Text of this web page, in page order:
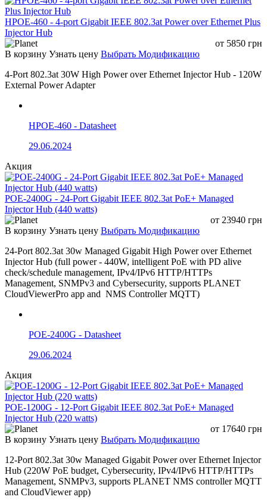
HPOE-460 - 4-port Gigabit IEEE 802.3at Power over Ethernet Plus
Injector Hub
от 5850 грн
В корзину Узнать цену Выбрать Модификацию
4-Port 802.3at 30W High Power over Ethernet Injector Hub - 120W
External Power Adapter
HPOE-460 - Datasheet
29.06.2024
Акция
POE-2400G - 24-Port Gigabit IEEE 802.3at PoE+ Managed
Injector Hub (440 watts)
от 23940 грн
В корзину Узнать цену Выбрать Модификацию
24-Port 802.3at 30w Managed Gigabit High Power over Ethernet
Injector Hub (full power - 440W, intelligent PoE with PD alive
check/schedule management, IPv4/IPv6 HTTP/HTTPs
Management, SNMPv3 and Cybersecurity, supports PLANET
CloudViewerPro app and NMS Controller MQTT)
POE-2400G - Datasheet
29.06.2024
Акция
POE-1200G - 12-Port Gigabit IEEE 802.3at PoE+ Managed
Injector Hub (220 watts)
от 17640 грн
В корзину Узнать цену Выбрать Модификацию
12-Port 802.3at 30w Managed Gigabit Power over Ethernet Injector
Hub (220W PoE budget, Cybersecurity, IPv4/IPv6 HTTP/HTTPs
Management, SNMPv3, supports PLANET NMS controller MQTT
and CloudViewer app)